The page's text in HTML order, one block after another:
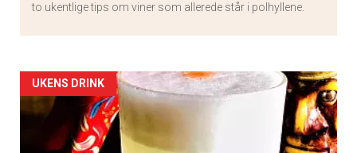
to ukentlige tips om viner som allerede står i polhyllene.
Artikler
detail
UKENS DRINK